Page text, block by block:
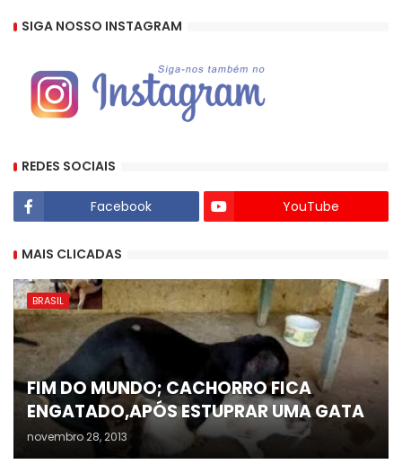
SIGA NOSSO INSTAGRAM
REDES SOCIAIS
Facebook YouTube
MAIS CLICADAS
BRASIL
FIM DO MUNDO; CACHORRO FICA
ENGATADO,APÓS ESTUPRAR UMA GATA
novembro 28, 2013